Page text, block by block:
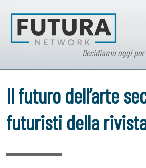
Decidiamo oggi
Il futuro dell’arte
futuristi della